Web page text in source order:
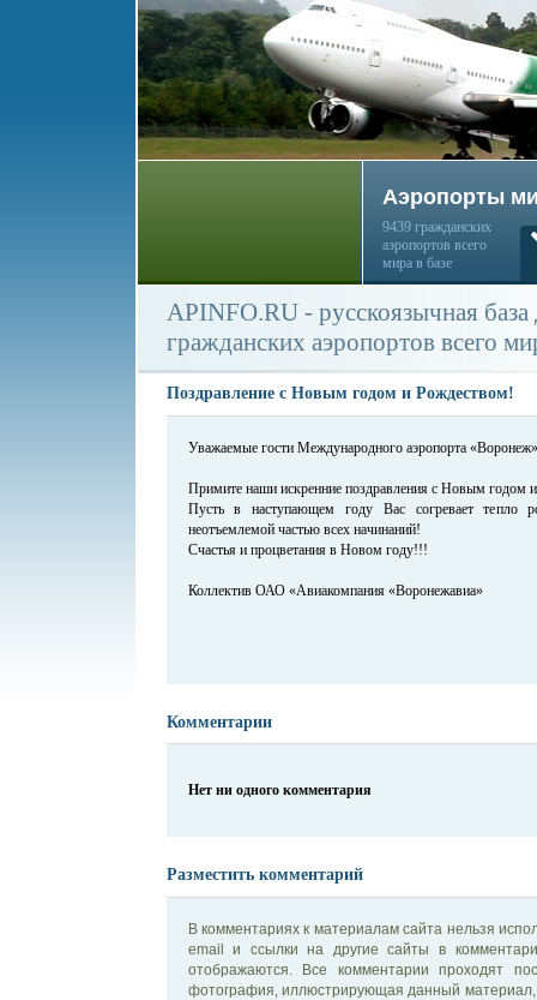
Аэропорты
9439 гражданских
аэропортов всего
мира в базе
APINFO.RU - русскоязычная
гражданских аэропортов всего
Поздравление с Новым годом и Рождеством!
Уважаемые гости Международного аэропорта
Примите наши искренние поздравления с Новым годом
Пусть в наступающем году Вас согревает тепло
неотъемлемой частью всех начинаний!
Счастья и процветания в Новом году!!!
Коллектив ОАО «Авиакомпания «Воронежавиа»
Комментарии
Нет ни одного комментария
Разместить комментарий
В комментариях к материалам сайта нельзя
email и ссылки на другие сайты в
отображаются. Все комментарии проходят
фотография, иллюстрирующая данный материал,